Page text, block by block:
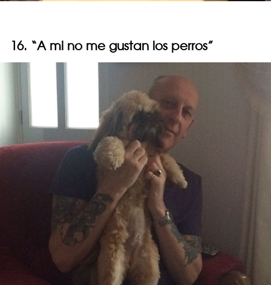
16. “A mi no me gustan los perros”